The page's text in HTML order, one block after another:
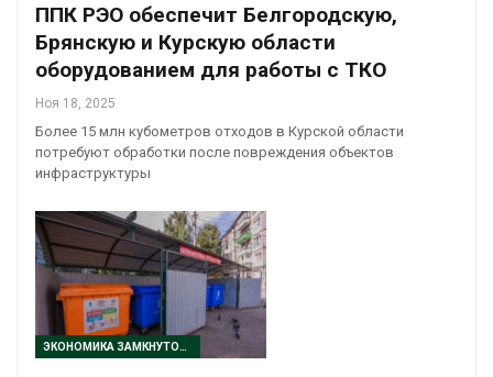
ППК РЭО обеспечит Белгородскую,
Брянскую и Курскую области
оборудованием для работы с ТКО
Ноя 18, 2025
Более 15 млн кубометров отходов в Курской области
потребуют обработки после повреждения объектов
инфраструктуры
ЭКОНОМИКА ЗАМКНУТОГО ЦИКЛА